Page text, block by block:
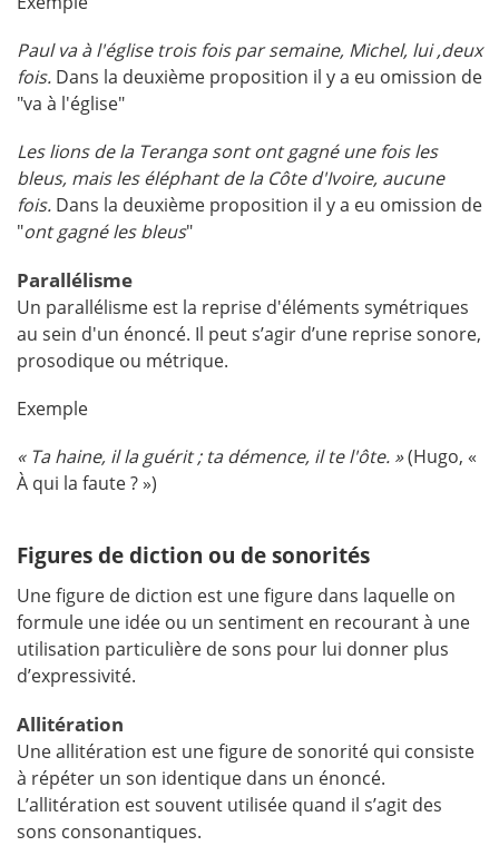
Paul va à l'église trois fois par semaine, Michel, lui ,deux
fois. Dans la deuxième proposition il y a eu omission de
"va à l'église"
Les lions de la Teranga sont ont gagné une fois les
bleus, mais les éléphant de la Côte d'Ivoire, aucune
fois. Dans la deuxième proposition il y a eu omission de
"ont gagné les bleus"
Parallélisme
Un parallélisme est la reprise d'éléments symétriques
au sein d'un énoncé. Il peut s’agir d’une reprise sonore,
prosodique ou métrique.
Exemple
« Ta haine, il la guérit ; ta démence, il te l'ôte. »(Hugo, «
À qui la faute ? »)
Figures de diction ou de sonorités
Une figure de diction est une figure dans laquelle on
formule une idée ou un sentiment en recourant à une
utilisation particulière de sons pour lui donner plus
d’expressivité.
Allitération
Une allitération est une figure de sonorité qui consiste
à répéter un son identique dans un énoncé.
L’allitération est souvent utilisée quand il s’agit des
sons consonantiques.